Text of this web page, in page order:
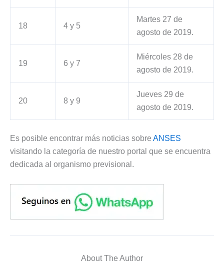
18 4 y 5
Martes 27 de
agosto de 2019.
19 6 y 7
Miércoles 28 de
agosto de 2019.
20 8 y 9
Jueves 29 de
agosto de 2019.
Es posible encontrar más noticias sobre ANSES
visitando la categoría de nuestro portal que se encuentra
dedicada al organismo previsional.
About The Author